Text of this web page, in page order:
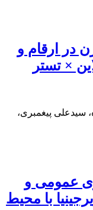
در ارقام و
× تستر
سیدعلی پیغمبری،
عمومی و
با محیط